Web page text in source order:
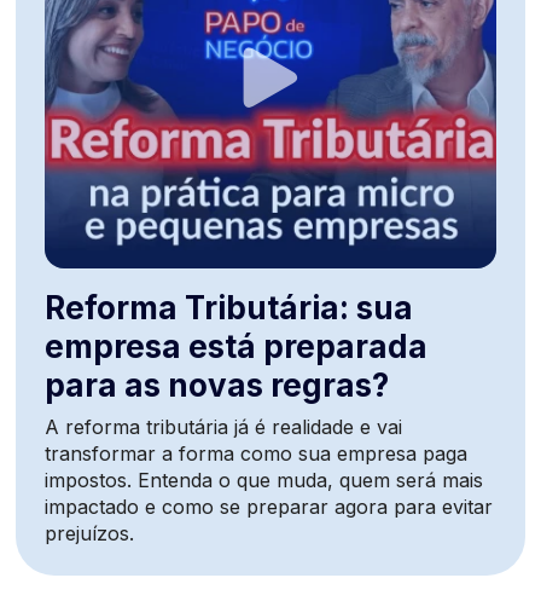
Reforma Tributária: sua
empresa está preparada
para as novas regras?
A reforma tributária já é realidade e vai
transformar a forma como sua empresa paga
impostos. Entenda o que muda, quem será mais
impactado e como se preparar agora para evitar
prejuízos.